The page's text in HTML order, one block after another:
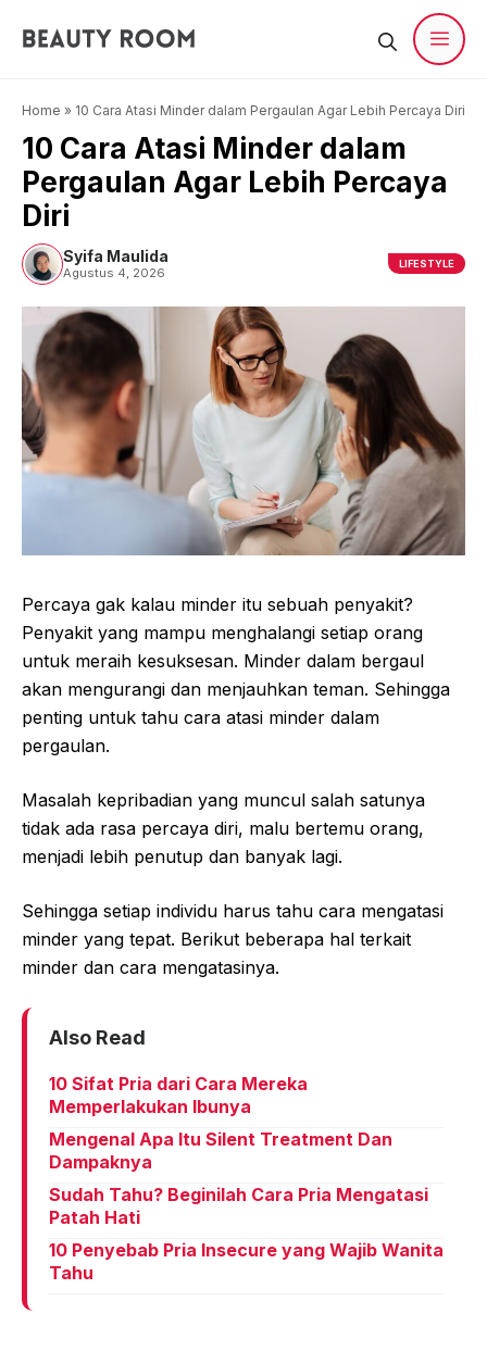
Home » 10 Cara Atasi Minder dalam Pergaulan Agar Lebih Percaya Diri
10 Cara Atasi Minder dalam
Pergaulan Agar Lebih Percaya
Diri
Syifa Maulida
Agustus 4, 2026
LIFESTYLE
Percaya gak kalau minder itu sebuah penyakit?
Penyakit yang mampu menghalangi setiap orang
untuk meraih kesuksesan. Minder dalam bergaul
akan mengurangi dan menjauhkan teman. Sehingga
penting untuk tahu cara atasi minder dalam
pergaulan.
Masalah kepribadian yang muncul salah satunya
tidak ada rasa percaya diri, malu bertemu orang,
menjadi lebih penutup dan banyak lagi.
Sehingga setiap individu harus tahu cara mengatasi
minder yang tepat. Berikut beberapa hal terkait
minder dan cara mengatasinya.
Also Read
10 Sifat Pria dari Cara Mereka
Memperlakukan Ibunya
Mengenal Apa Itu Silent Treatment Dan
Dampaknya
Sudah Tahu? Beginilah Cara Pria Mengatasi
Patah Hati
10 Penyebab Pria Insecure yang Wajib Wanita
Tahu